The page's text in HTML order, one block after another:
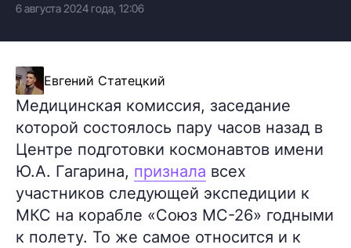
6 августа 2024 года, 12:06
Евгений Статецкий
Медицинская комиссия, заседание
которой состоялось пару часов назад в
Центре подготовки космонавтов имени
Ю.А. Гагарина, признала всех
участников следующей экспедиции к
МКС на корабле «Союз МС-26» годными
к полету. То же самое относится и к